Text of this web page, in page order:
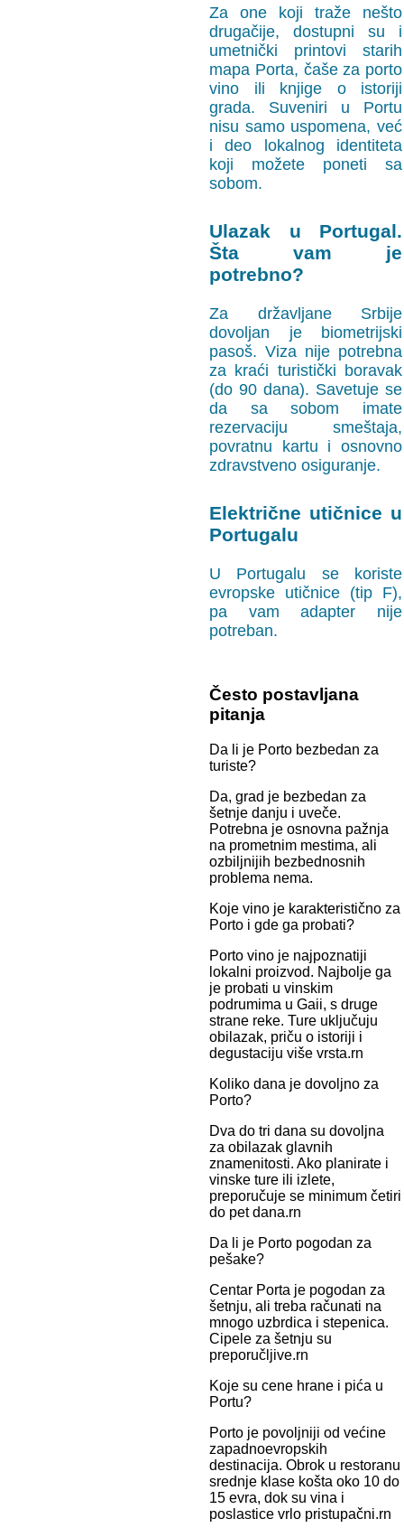
Za one koji traže nešto
drugačije, dostupni su i
umetnički printovi starih
mapa Porta, čaše za porto
vino ili knjige o istoriji
grada. Suveniri u Portu
nisu samo uspomena, već
i deo lokalnog identiteta
koji možete poneti sa
sobom.
Ulazak u Portugal.
Šta vam je
potrebno?
Za državljane Srbije
dovoljan je biometrijski
pasoš. Viza nije potrebna
za kraći turistički boravak
(do 90 dana). Savetuje se
da sa sobom imate
rezervaciju smeštaja,
povratnu kartu i osnovno
zdravstveno osiguranje.
Električne utičnice u
Portugalu
U Portugalu se koriste
evropske utičnice (tip F),
pa vam adapter nije
potreban.
Često postavljana
pitanja
Da li je Porto bezbedan za
turiste?
Da, grad je bezbedan za
šetnje danju i uveče.
Potrebna je osnovna pažnja
na prometnim mestima, ali
ozbiljnijih bezbednosnih
problema nema.
Koje vino je karakteristično za
Porto i gde ga probati?
Porto vino je najpoznatiji
lokalni proizvod. Najbolje ga
je probati u vinskim
podrumima u Gaii, s druge
strane reke. Ture uključuju
obilazak, priču o istoriji i
degustaciju više vrsta.rn
Koliko dana je dovoljno za
Porto?
Dva do tri dana su dovoljna
za obilazak glavnih
znamenitosti. Ako planirate i
vinske ture ili izlete,
preporučuje se minimum četiri
do pet dana.rn
Da li je Porto pogodan za
pešake?
Centar Porta je pogodan za
šetnju, ali treba računati na
mnogo uzbrdica i stepenica.
Cipele za šetnju su
preporučljive.rn
Koje su cene hrane i pića u
Portu?
Porto je povoljniji od većine
zapadnoevropskih
destinacija. Obrok u restoranu
srednje klase košta oko 10 do
15 evra, dok su vina i
poslastice vrlo pristupačni.rn